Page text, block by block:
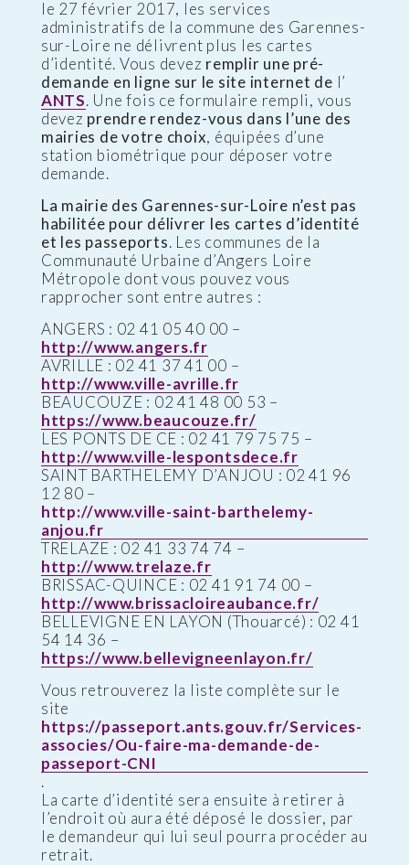
le 27 février 2017, les services
administratifs de la commune des Garennes-
sur-Loire ne délivrent plus les cartes
d’identité. Vous devez remplir une pré-
demande en ligne sur le site internet de l’
ANTS. Une fois ce formulaire rempli, vous
devez prendre rendez-vous dans l’une des
mairies de votre choix, équipées d’une
station biométrique pour déposer votre
demande.
La mairie des Garennes-sur-Loire n’est pas
habilitée pour délivrer les cartes d’identité
et les passeports. Les communes de la
Communauté Urbaine d’Angers Loire
Métropole dont vous pouvez vous
rapprocher sont entre autres :
ANGERS : 02 41 05 40 00 –
http://www.angers.fr
AVRILLE : 02 41 37 41 00 –
http://www.ville-avrille.fr
BEAUCOUZE : 02 41 48 00 53 –
https://www.beaucouze.fr/
LES PONTS DE CE : 02 41 79 75 75 –
http://www.ville-lespontsdece.fr
SAINT BARTHELEMY D’ANJOU : 02 41 96
12 80 –
http://www.ville-saint-barthelemy-
anjou.fr
TRELAZE : 02 41 33 74 74 –
http://www.trelaze.fr
BRISSAC-QUINCE : 02 41 91 74 00 –
http://www.brissacloireaubance.fr/
BELLEVIGNE EN LAYON (Thouarcé) : 02 41
54 14 36 –
https://www.bellevigneenlayon.fr/
Vous retrouverez la liste complète sur le
site
https://passeport.ants.gouv.fr/Services-
associes/Ou-faire-ma-demande-de-
passeport-CNI
.
La carte d’identité sera ensuite à retirer à
l’endroit où aura été déposé le dossier, par
le demandeur qui lui seul pourra procéder au
retrait.